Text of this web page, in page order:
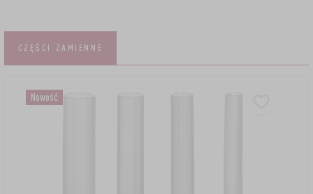
CZĘŚCI ZAMIENNE
Nowość